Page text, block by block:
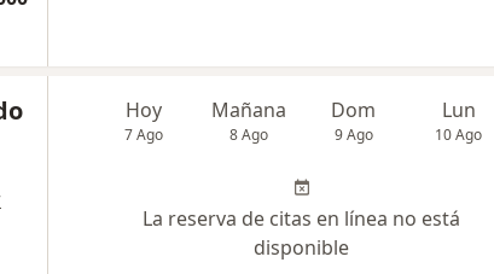
Hoy
7 Ago
Mañana
8 Ago
Dom
9 Ago
Lun
10 Ago
La reserva de citas en línea no está
disponible